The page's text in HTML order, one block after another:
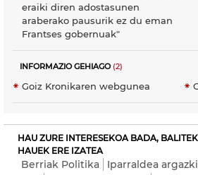
eraiki diren adostasunen
araberako pausurik ez du eman
Frantses gobernuak"
INFORMAZIO GEHIAGO(2)
Goiz Kronikaren webgunea
HAU ZURE INTERESEKOA BADA,
HAUEK ERE IZATEA
Berriak Politika Iparraldea